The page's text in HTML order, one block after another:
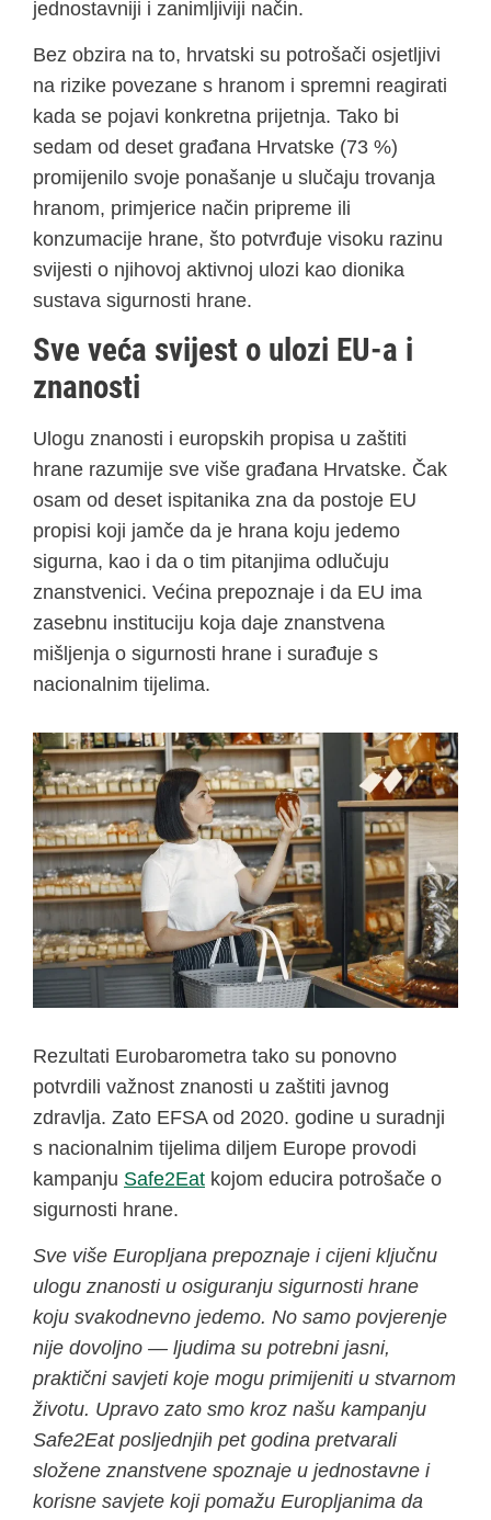
jednostavniji i zanimljiviji način.
Bez obzira na to, hrvatski su potrošači osjetljivi
na rizike povezane s hranom i spremni reagirati
kada se pojavi konkretna prijetnja. Tako bi
sedam od deset građana Hrvatske (73 %)
promijenilo svoje ponašanje u slučaju trovanja
hranom, primjerice način pripreme ili
konzumacije hrane, što potvrđuje visoku razinu
svijesti o njihovoj aktivnoj ulozi kao dionika
sustava sigurnosti hrane.
Sve veća svijest o ulozi EU-a i
znanosti
Ulogu znanosti i europskih propisa u zaštiti
hrane razumije sve više građana Hrvatske. Čak
osam od deset ispitanika zna da postoje EU
propisi koji jamče da je hrana koju jedemo
sigurna, kao i da o tim pitanjima odlučuju
znanstvenici. Većina prepoznaje i da EU ima
zasebnu instituciju koja daje znanstvena
mišljenja o sigurnosti hrane i surađuje s
nacionalnim tijelima.
Rezultati Eurobarometra tako su ponovno
potvrdili važnost znanosti u zaštiti javnog
zdravlja. Zato EFSA od 2020. godine u suradnji
s nacionalnim tijelima diljem Europe provodi
kampanju Safe2Eat kojom educira potrošače o
sigurnosti hrane.
Sve više Europljana prepoznaje i cijeni ključnu
ulogu znanosti u osiguranju sigurnosti hrane
koju svakodnevno jedemo. No samo povjerenje
nije dovoljno — ljudima su potrebni jasni,
praktični savjeti koje mogu primijeniti u stvarnom
životu. Upravo zato smo kroz našu kampanju
Safe2Eat posljednjih pet godina pretvarali
složene znanstvene spoznaje u jednostavne i
korisne savjete koji pomažu Europljanima da